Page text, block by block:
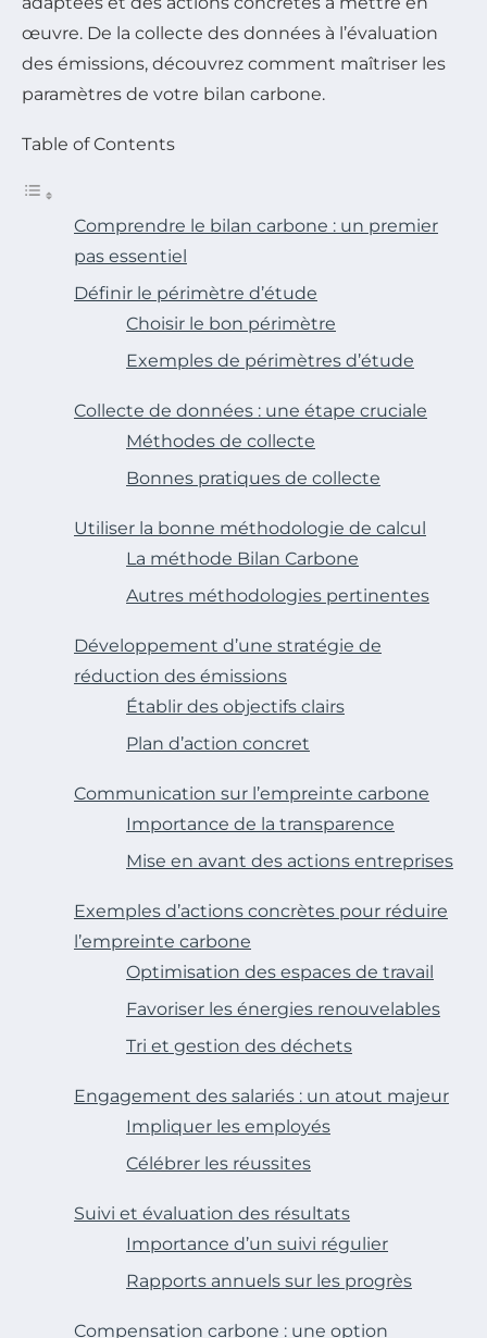
œuvre. De la collecte des données à l’évaluation
des émissions, découvrez comment maîtriser les
paramètres de votre bilan carbone.
Table of Contents
Comprendre le bilan carbone : un premier
pas essentiel
Définir le périmètre d’étude
Choisir le bon périmètre
Exemples de périmètres d’étude
Collecte de données : une étape cruciale
Méthodes de collecte
Bonnes pratiques de collecte
Utiliser la bonne méthodologie de calcul
La méthode Bilan Carbone
Autres méthodologies pertinentes
Développement d’une stratégie de
réduction des émissions
Établir des objectifs clairs
Plan d’action concret
Communication sur l’empreinte carbone
Importance de la transparence
Mise en avant des actions entreprises
Exemples d’actions concrètes pour réduire
l’empreinte carbone
Optimisation des espaces de travail
Favoriser les énergies renouvelables
Tri et gestion des déchets
Engagement des salariés : un atout majeur
Impliquer les employés
Célébrer les réussites
Suivi et évaluation des résultats
Importance d’un suivi régulier
Rapports annuels sur les progrès
Compensation carbone : une option